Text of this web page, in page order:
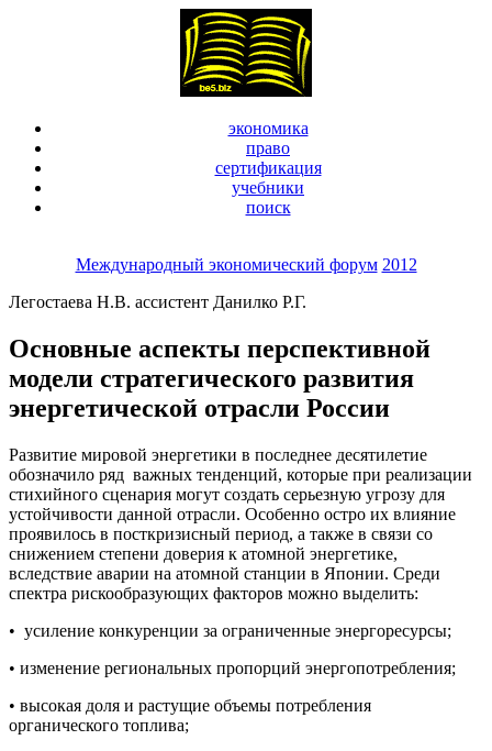
экономика
право
сертификация
учебники
поиск
Международный экономический форум 2012
Легостаева Н.В. ассистент Данилко Р.Г.
Основные аспекты перспективной
модели стратегического развития
энергетической отрасли России
Развитие мировой энергетики в последнее десятилетие
обозначило ряд важных тенденций, которые при реализации
стихийного сценария могут создать серьезную угрозу для
устойчивости данной отрасли. Особенно остро их влияние
проявилось в посткризисный период, а также в связи со
снижением степени доверия к атомной энергетике,
вследствие аварии на атомной станции в Японии. Среди
спектра рискообразующих факторов можно выделить:
• усиление конкуренции за ограниченные энергоресурсы;
• изменение региональных пропорций энергопотребления;
• высокая доля и растущие объемы потребления
органического топлива;